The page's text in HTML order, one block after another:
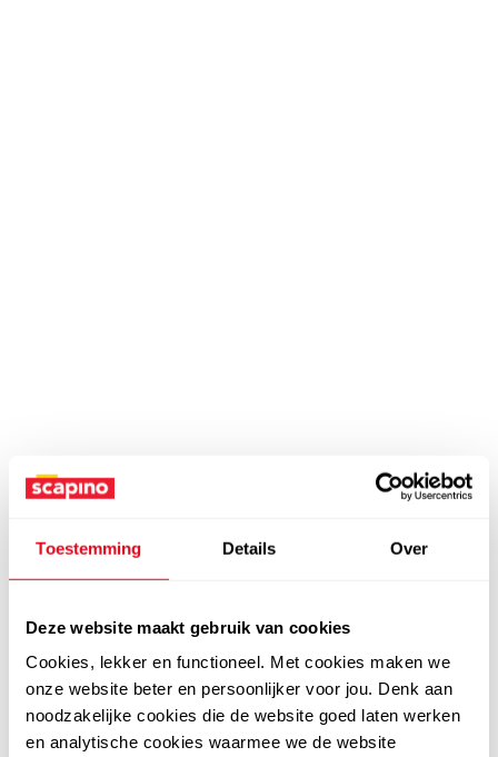
Toestemming Details Over
Deze website maakt gebruik van cookies
Cookies, lekker en functioneel. Met cookies maken we
onze website beter en persoonlijker voor jou. Denk aan
noodzakelijke cookies die de website goed laten werken
en analytische cookies waarmee we de website